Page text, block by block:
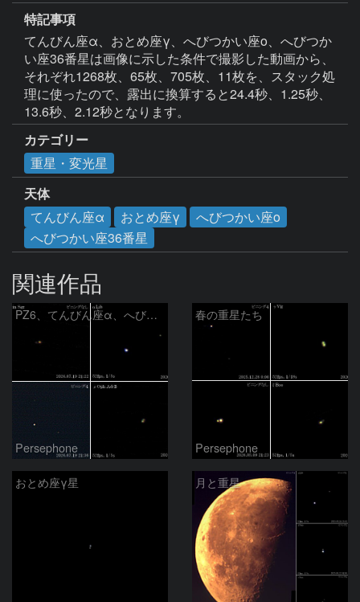
特記事項
てんびん座α、おとめ座γ、へびつかい座ο、へびつか
い座36番星は画像に示した条件で撮影した動画から、
それぞれ1268枚、65枚、705枚、11枚を、スタック処
理に使ったので、露出に換算すると24.4秒、1.25秒、
13.6秒、2.12秒となります。
カテゴリー
重星・変光星
天体
てんびん座α
おとめ座γ
へびつかい座ο
へびつかい座36番星
関連作品
PZ6、てんびん座α、へびつかい座ρ
Persephone
春の重星たち
Persephone
おとめ座γ星 月と重星